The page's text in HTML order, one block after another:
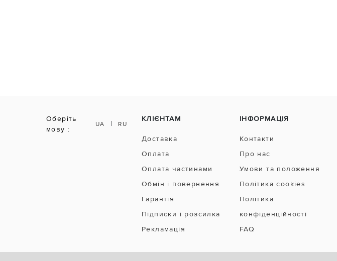
Оберіть
мову :
UA | RU
КЛІЄНТАМ
Доставка
Оплата
Оплата частинами
Обмін і повернення
Гарантія
Підписки і розсилка
Рекламація
ІНФОРМАЦІЯ
Контакти
Про нас
Умови та положення
Політика cookies
Політика
конфіденційності
FAQ